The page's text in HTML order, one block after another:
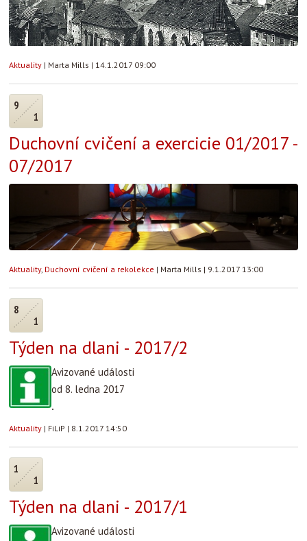
Aktuality | Marta Mills | 14.1.2017 09:00
9
1
Duchovní cvičení a exercicie 01/2017 -
07/2017
Aktuality, Duchovní cvičení a rekolekce | Marta Mills | 9.1.2017 13:00
8
1
Týden na dlani - 2017/2
Avizované události
od 8. ledna 2017
.
Aktuality | FiLiP | 8.1.2017 14:50
1
1
Týden na dlani - 2017/1
Avizované události